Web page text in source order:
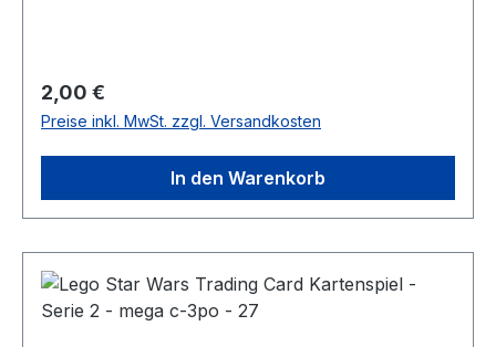
Regulärer Preis:
2,00 €
Preise inkl. MwSt. zzgl. Versandkosten
In den Warenkorb